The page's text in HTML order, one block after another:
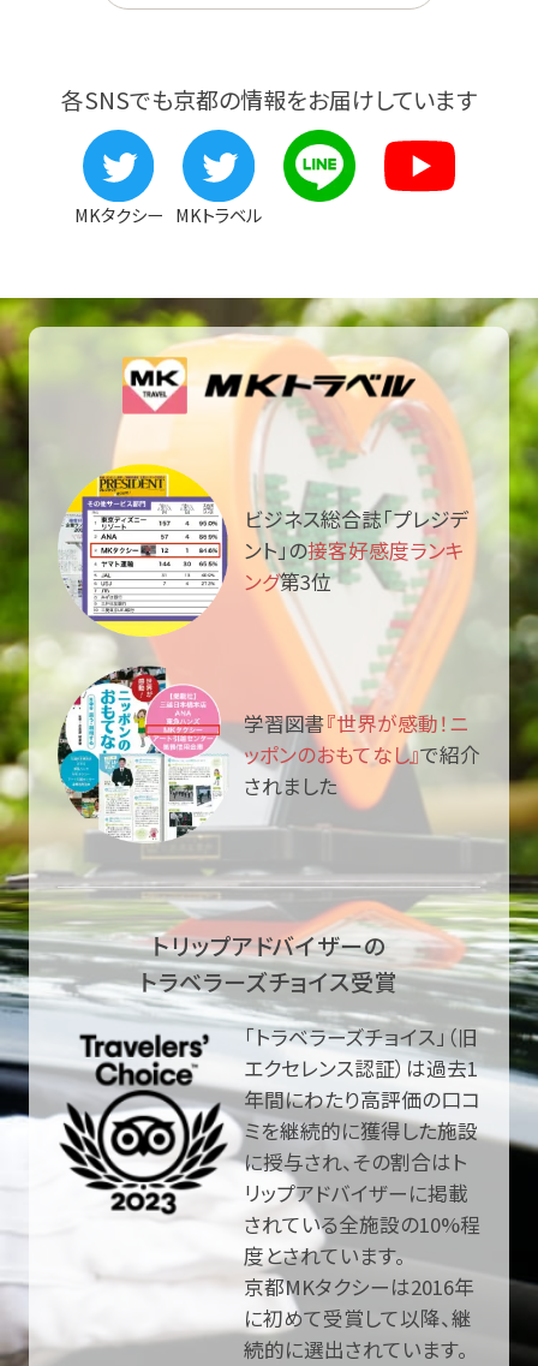
各SNSでも京都の情報をお届けしています
MKタクシー MKトラベル
ビジネス総合誌「プレジデ
ント」の接客好感度ランキ
ング第3位
学習図書『世界が感動！ニ
ッポンのおもてなし』で紹介
されました
トリップアドバイザーの
トラベラーズチョイス受賞
「トラベラーズチョイス」（旧
エクセレンス認証）は過去1
年間にわたり高評価の口コ
ミを継続的に獲得した施設
に授与され、その割合はト
リップアドバイザーに掲載
されている全施設の10%程
度とされています。
京都MKタクシーは2016年
に初めて受賞して以降、継
続的に選出されています。